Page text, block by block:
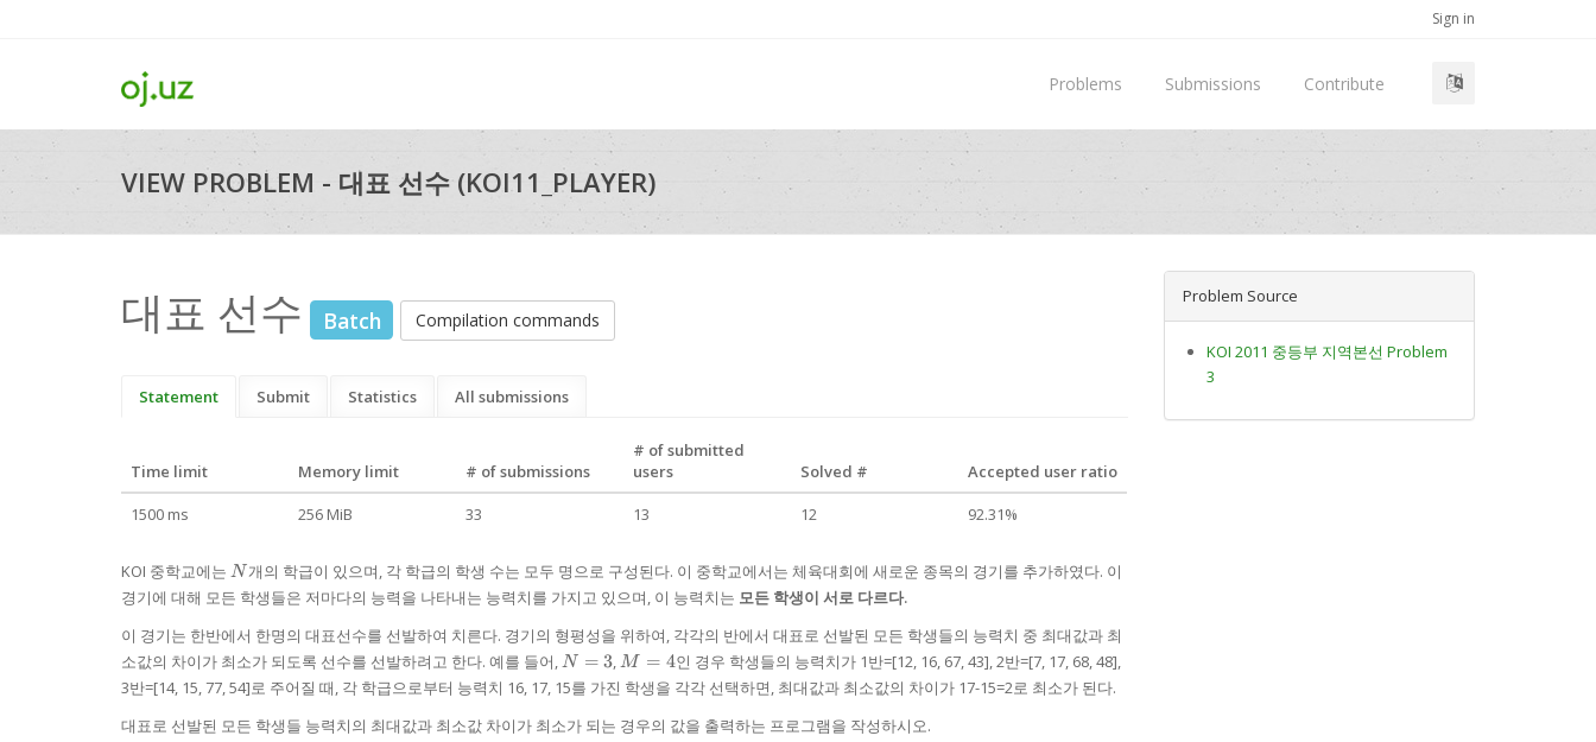
Sign in
Problems Submissions Contribute
VIEW PROBLEM - 대표 선수 (KOI11_PLAYER)
대표 선수 Batch Compilation commands
Statement Submit Statistics All submissions
Time limit Memory limit # of submissions
# of submitted
users
Solved #
Accepted user ratio
1500 ms
256 MiB 33 13 12 92.31%
KOI 중학교에는 N
N개의 학급이 있으며, 각 학급의 학생 수는 모두 명으로 구성된다. 이 중학교에서는 체육대회에 새로운 종목의 경기를 추가하였다. 이
경기에 대해 모든 학생들은 저마다의 능력을 나타내는 능력치를 가지고 있으며, 이 능력치는 모든 학생이 서로 다르다.
이 경기는 한반에서 한명의 대표선수를 선발하여 치른다. 경기의 형평성을 위하여, 각각의 반에서 대표로 선발된 모든 학생들의 능력치 중 최대값과 최
소값의 차이가 최소가 되도록 선수를 선발하려고 한다. 예를 들어, N=3
N = 3,M=4
M = 4인 경우 학생들의 능력치가 1반=[12, 16, 67, 43], 2반=[7, 17, 68, 48],
3반=[14, 15, 77, 54]로 주어질 때, 각 학급으로부터 능력치 16, 17, 15를 가진 학생을 각각 선택하면, 최대값과 최소값의 차이가 17-15=2로 최소가 된다.
대표로 선발된 모든 학생들 능력치의 최대값과 최소값 차이가 최소가 되는 경우의 값을 출력하는 프로그램을 작성하시오.
Problem Source
KOI 2011 중등부 지역본선 Problem
3